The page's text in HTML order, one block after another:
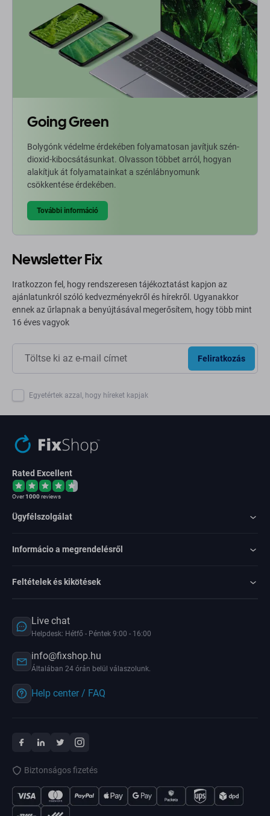
Going Green
Bolygónk védelme érdekében folyamatosan javítjuk szén-
dioxid-kibocsátásunkat. Olvasson többet arról, hogyan
alakítjuk át folyamatainkat a szénlábnyomunk
csökkentése érdekében.
További információ
Newsletter Fix
Iratkozzon fel, hogy rendszeresen tájékoztatást kapjon az
ajánlatunkról szóló kedvezményekről és hírekről. Ugyanakkor
ennek az űrlapnak a benyújtásával megerősítem, hogy több mint
16 éves vagyok
Feliratkozás
Egyetértek azzal, hogy híreket kapjak
Rated Excellent
Over1000reviews
Ügyfélszolgálat
Informácio a megrendelésről
Feltételek és kikötések
Live chat
Helpdesk: Hétfő - Péntek 9:00 - 16:00
info@fixshop.hu
Általában 24 órán belül válaszolunk.
Help center / FAQ
Biztonságos fizetés